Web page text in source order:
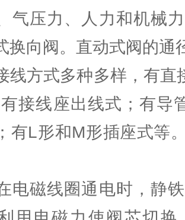
气压力、人力和机械
换向阀。直动式阀的通
线方式多种多样，有直
接线座出线式；有导
有L形和M形插座式等
电磁线圈通电时，静